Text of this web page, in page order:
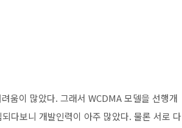
움이 많았다. 그래서 WCDMA 모델을 선행개
다보니 개발인력이 아주 많았다. 물론 서로 다